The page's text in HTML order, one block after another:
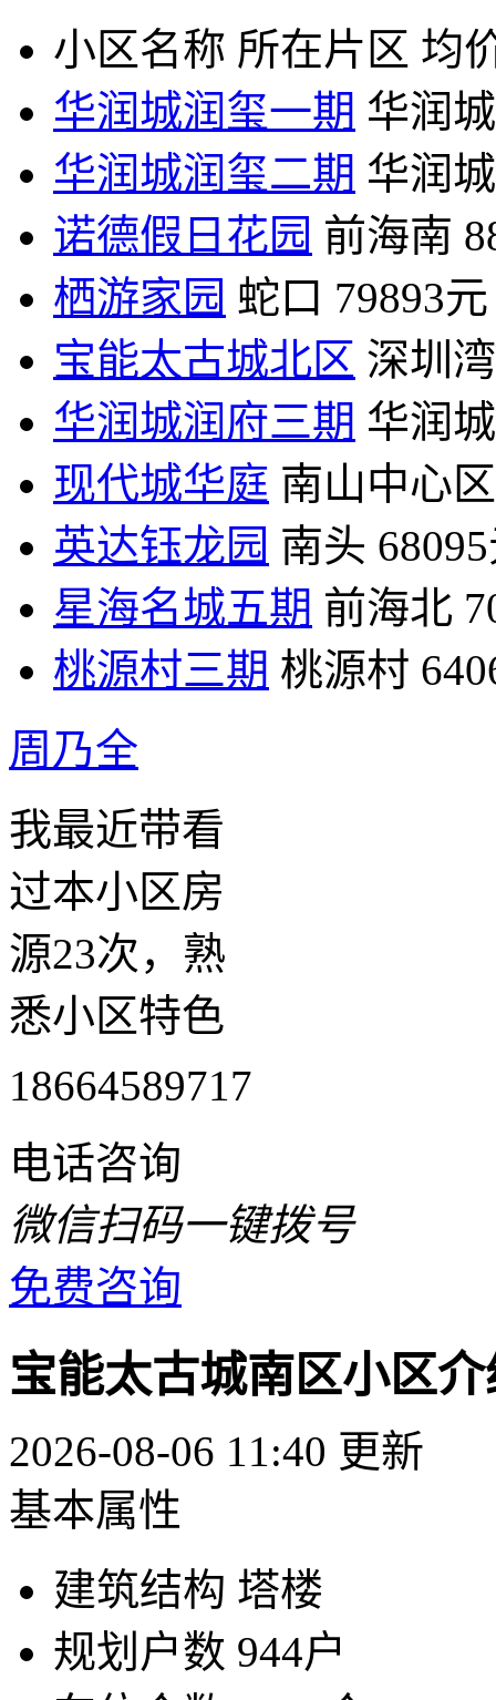
小区名称 所在片区 均
华润城润玺一期 华润城
华润城润玺二期 华润城
诺德假日花园 前海南
栖游家园 蛇口 79893元
宝能太古城北区 深圳湾
华润城润府三期 华润城
现代城华庭 南山中心区
英达钰龙园 南头
星海名城五期 前海北
桃源村三期 桃源村
周乃全
我最近带看
过本小区房
源23次，熟
悉小区特色
18664589717
电话咨询
微信扫码一键拨号
免费咨询
宝能太古城南区小区介
2026-08-06 11:40 更新
基本属性
建筑结构 塔楼
规划户数 944户